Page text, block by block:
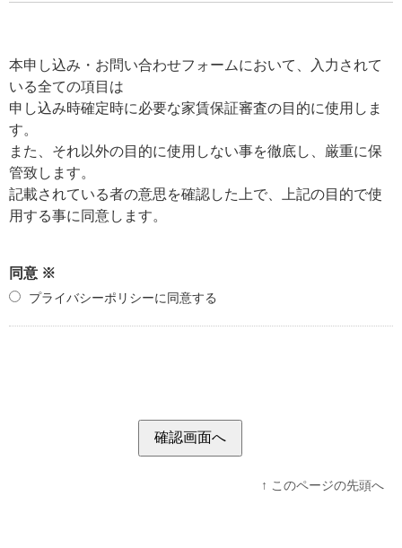
本申し込み・お問い合わせフォームにおいて、入力されて
いる全ての項目は
申し込み時確定時に必要な家賃保証審査の目的に使用しま
す。
また、それ以外の目的に使用しない事を徹底し、厳重に保
管致します。
記載されている者の意思を確認した上で、上記の目的で使
用する事に同意します。
同意 ※
プライバシーポリシーに同意する
↑ このページの先頭へ